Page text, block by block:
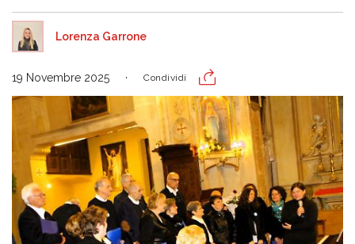
Lorenza Garrone
19 Novembre 2025 Condividi